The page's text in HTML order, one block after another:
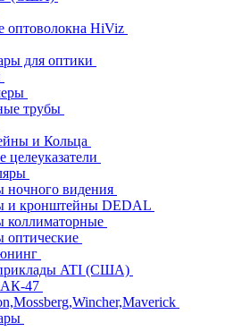
оптоволокна HiViz
для оптики
трубы
и Кольца
целеуказатели
ночного видения
и кронштейны DEDAL
коллиматорные
оптические
ATI (США)
47